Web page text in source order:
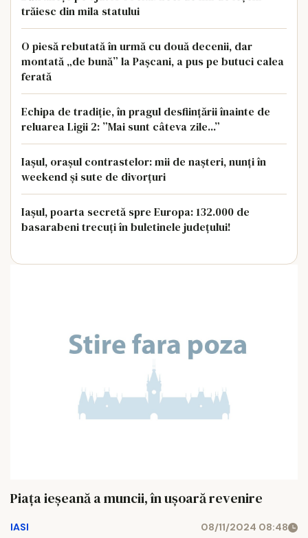
trăiesc din mila statului
O piesă rebutată în urmă cu două decenii, dar
montată „de bună” la Pașcani, a pus pe butuci calea
ferată
Echipa de tradiție, în pragul desființării înainte de
reluarea Ligii 2: ”Mai sunt câteva zile...”
Iașul, orașul contrastelor: mii de nașteri, nunți în
weekend și sute de divorțuri
Iașul, poarta secretă spre Europa: 132.000 de
basarabeni trecuți în buletinele județului!
Piaţa ieşeană a muncii, în uşoară revenire
IASI 08/11/2024 08:48